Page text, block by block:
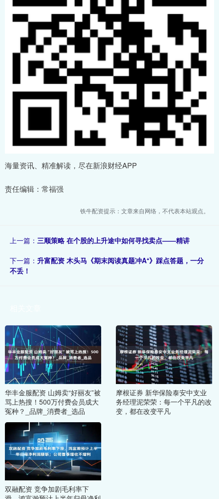
海量资讯、精准解读，尽在新浪财经APP
责任编辑：常福强
铁牛配资提示：文章来自网络，不代表本站观点。
上一篇： 三顺策略 在个股的上升途中如何寻找卖点——精讲
下一篇： 升富配资 木头马《期末阅读真题冲A⁺》踩点答题，一分
不丢！
华丰金服配资 山姆卖“好丽友”被
骂上热搜！500万付费会员成大
冤种？_品牌_消费者_选品
摩根证券 新华保险泰安中支业
务经理泥荣荣：每一个平凡的改
变，都在改变平凡
双融配资 竞争加剧毛利率下